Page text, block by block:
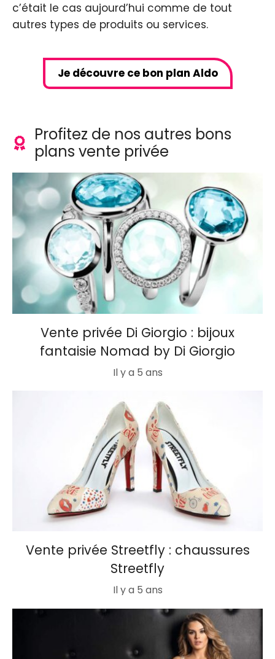
c’était le cas aujourd’hui comme de tout
autres types de produits ou services.
Je découvre ce bon plan Aldo
Profitez de nos autres bons
plans vente privée
Vente privée Di Giorgio : bijoux
fantaisie Nomad by Di Giorgio
Il y a 5 ans
Vente privée Streetfly : chaussures
Streetfly
Il y a 5 ans